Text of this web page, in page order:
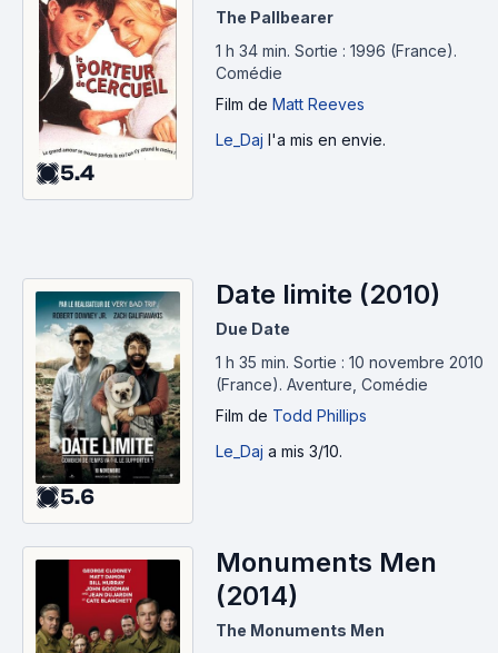
5.4
The Pallbearer
1 h 34 min. Sortie : 1996 (France).
Comédie
Film de Matt Reeves
Le_Daj l'a mis en envie.
5.6
Date limite (2010)
Due Date
1 h 35 min. Sortie : 10 novembre 2010
(France). Aventure, Comédie
Film de Todd Phillips
Le_Daj a mis 3/10.
Monuments Men
(2014)
The Monuments Men